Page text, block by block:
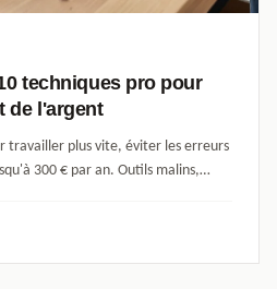
techniques pro pour
de l'argent
travailler plus vite, éviter les erreurs
300 € par an. Outils malins,